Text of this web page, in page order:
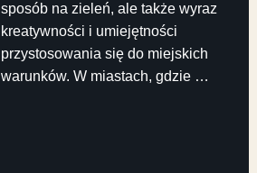
sposób na zieleń, ale także wyraz
kreatywności i umiejętności
przystosowania się do miejskich
warunków. W miastach, gdzie …